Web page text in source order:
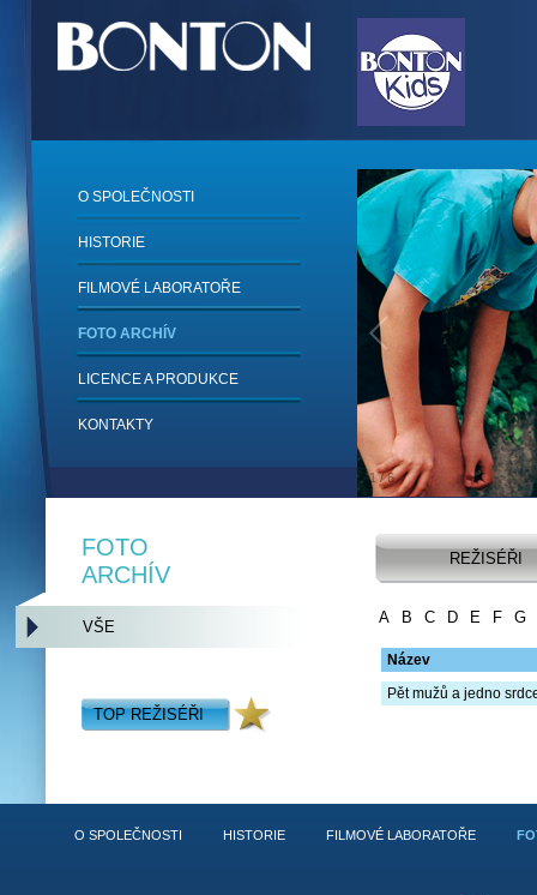
1/6
O SPOLEČNOSTI
HISTORIE
FILMOVÉ LABORATOŘE
FOTO ARCHÍV
LICENCE A PRODUKCE
KONTAKTY
REŽISÉŘI
A B C D E F G
Název
Pět mužů a jedno
FOTO
ARCHÍV
VŠE
TOP REŽISÉŘI
O SPOLEČNOSTI HISTORIE FILMOVÉ LABORATOŘE